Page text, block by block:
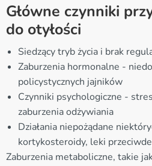
Główne czynniki
do otyłości
Siedzący tryb życia i brak
Zaburzenia hormonalne -
policystycznych jajników
Czynniki psychologiczne -
zaburzenia odżywiania
Działania niepożądane
kortykosteroidy, leki
Zaburzenia metaboliczne, takie